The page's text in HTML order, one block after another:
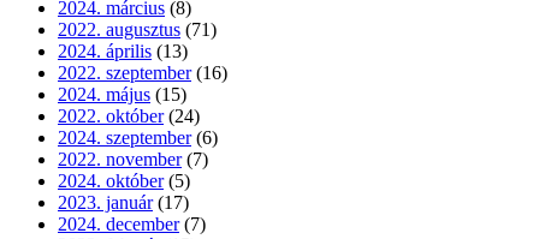
2024. március (8)
2022. augusztus (71)
2024. április (13)
2022. szeptember (16)
2024. május (15)
2022. október (24)
2024. szeptember (6)
2022. november (7)
2024. október (5)
2023. január (17)
2024. december (7)